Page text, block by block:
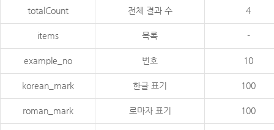
totalCount 전체 결과 수 4
items 목록 -
example_no 번호 10
korean_mark 한글 표기 100
roman_mark 로마자 표기 100